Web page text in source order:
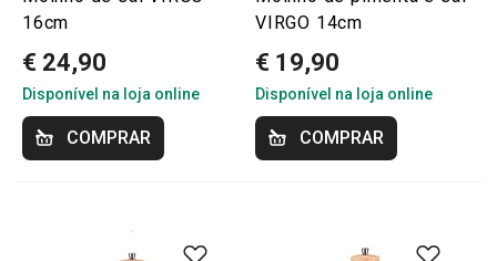
16cm
€ 24,90
Disponível na loja online
COMPRAR
VIRGO 14cm
€ 19,90
Disponível na loja online
COMPRAR